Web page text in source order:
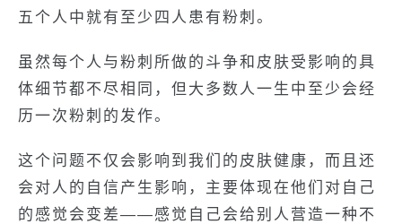
五个人中就有至少四人患有粉刺。
虽然每个人与粉刺所做的斗争和皮肤受影响的具
体细节都不尽相同，但大多数人一生中至少会经
历一次粉刺的发作。
这个问题不仅会影响到我们的皮肤健康，而且还
会对人的自信产生影响，主要体现在他们对自己
的感觉会变差——感觉自己会给别人营造一种不